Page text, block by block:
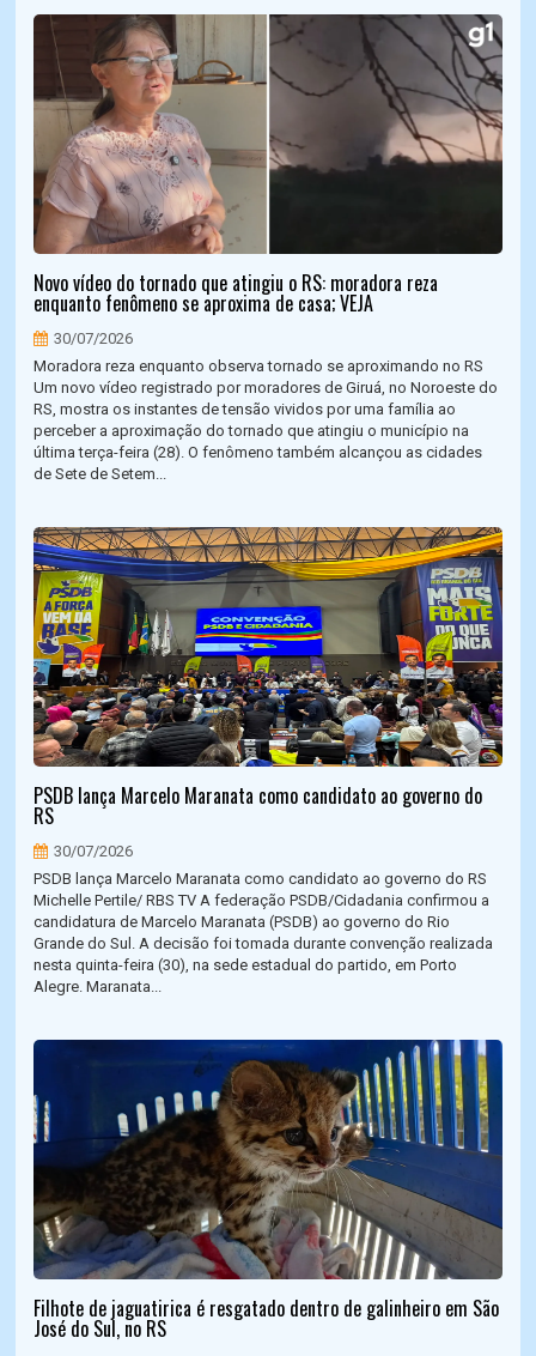
Novo vídeo do tornado que atingiu o RS: moradora reza
enquanto fenômeno se aproxima de casa; VEJA
30/07/2026
Moradora reza enquanto observa tornado se aproximando no RS
Um novo vídeo registrado por moradores de Giruá, no Noroeste do
RS, mostra os instantes de tensão vividos por uma família ao
perceber a aproximação do tornado que atingiu o município na
última terça-feira (28). O fenômeno também alcançou as cidades
de Sete de Setem...
PSDB lança Marcelo Maranata como candidato ao governo do
RS
30/07/2026
PSDB lança Marcelo Maranata como candidato ao governo do RS
Michelle Pertile/ RBS TV A federação PSDB/Cidadania confirmou a
candidatura de Marcelo Maranata (PSDB) ao governo do Rio
Grande do Sul. A decisão foi tomada durante convenção realizada
nesta quinta-feira (30), na sede estadual do partido, em Porto
Alegre. Maranata...
Filhote de jaguatirica é resgatado dentro de galinheiro em São
José do Sul, no RS